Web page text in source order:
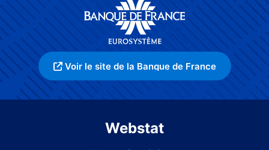
Voir le site de la Banque de France
Webstat